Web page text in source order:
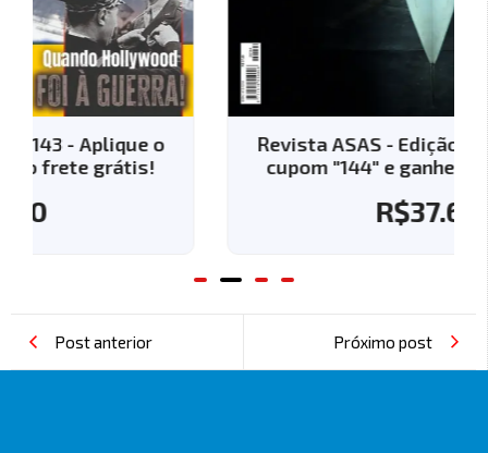
Revista ASAS - Edição 144 - Aplique o
cupom "144" e ganhe o frete grátis!
Post anterior Próximo post